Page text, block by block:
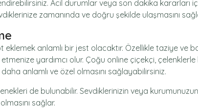
Acil durumlar veya son dakika kararları
zamanında ve doğru şekilde ulaşmasını
anlamlı bir jest olacaktır. Özellikle taziye ve
yardımcı olur. Çoğu online çiçekçi,
anlamlı ve özel olmasını sağlayabilirsiniz.
de bulunabilir. Sevdiklerinizin veya
sağlar.